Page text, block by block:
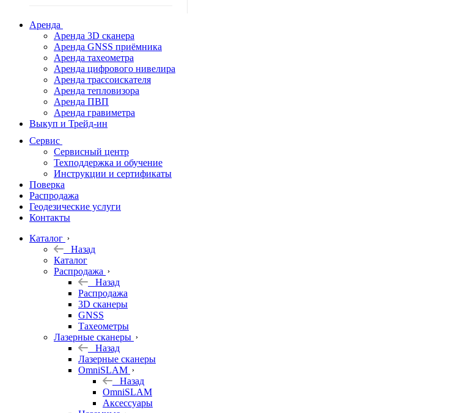
Аренда
Аренда 3D сканера
Аренда GNSS приёмника
Аренда тахеометра
Аренда цифрового нивелира
Аренда трассоискателя
Аренда тепловизора
Аренда ПВП
Аренда гравиметра
Выкуп и Трейд-ин
Сервис
Сервисный центр
Техподдержка и обучение
Инструкции и сертификаты
Поверка
Распродажа
Геодезические услуги
Контакты
Каталог
Назад
Каталог
Распродажа
Назад
Распродажа
3D сканеры
GNSS
Тахеометры
Лазерные сканеры
Назад
Лазерные сканеры
OmniSLAM
Назад
OmniSLAM
Аксессуары